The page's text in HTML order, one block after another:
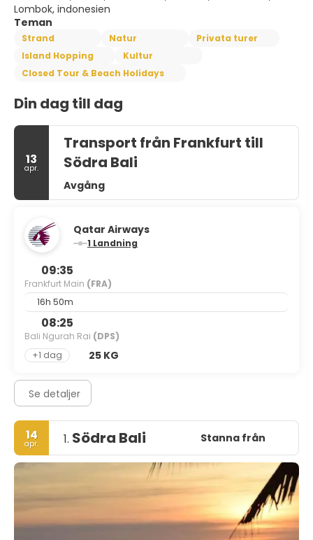
Lombok, indonesien
Teman
Strand Natur
Privata turer
Island Hopping
Kultur
Closed Tour & Beach Holidays
Din dag till dag
13
apr.
Transport från Frankfurt till
Södra Bali
Avgång
Qatar Airways
1 Landning
09:35
Frankfurt Main (FRA)
16h 50m
08:25
Bali Ngurah Rai (DPS)
+1 dag
25 KG
Se detaljer
14
apr. 1. Södra Bali Stanna från